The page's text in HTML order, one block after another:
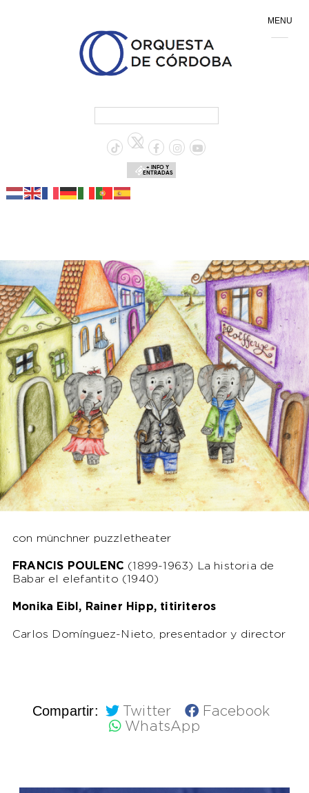
+ INFO Y
ENTRADAS
con münchner puzzletheater
FRANCIS POULENC (1899-1963) La historia de
Babar el elefantito (1940)
Monika Eibl, Rainer Hipp, titiriteros
Carlos Domínguez-Nieto, presentador y director
Compartir: Twitter
Facebook
WhatsApp
MENU